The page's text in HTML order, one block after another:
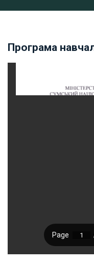
Програма